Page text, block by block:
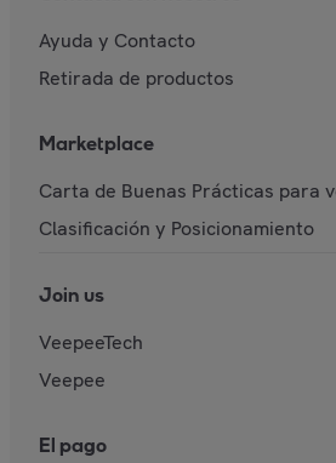
Ayuda y Contacto
Retirada de productos
Marketplace
Carta de Buenas Prácticas para
Clasificación y Posicionamiento
Join us
VeepeeTech
Veepee
El pago